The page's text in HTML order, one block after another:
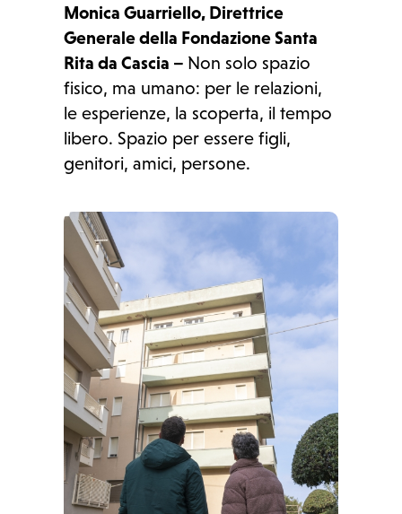
Monica Guarriello, Direttrice
Generale della Fondazione Santa
Rita da Cascia – Non solo spazio
fisico, ma umano: per le relazioni,
le esperienze, la scoperta, il tempo
libero. Spazio per essere figli,
genitori, amici, persone.